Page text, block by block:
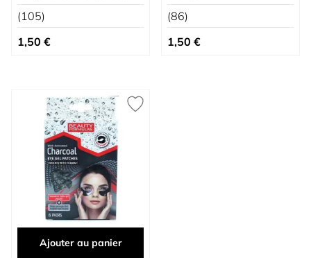
(105)
1,50 €
(86)
1,50 €
Ajouter au panier